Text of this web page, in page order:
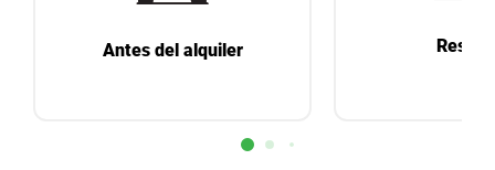
Antes del alquiler